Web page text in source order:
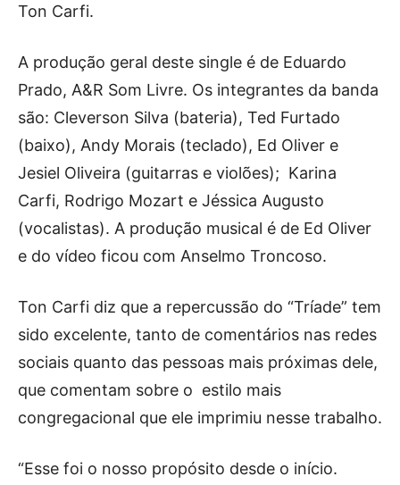
Ton Carfi.
A produção geral deste single é de Eduardo
Prado, A&R Som Livre. Os integrantes da banda
são: Cleverson Silva (bateria), Ted Furtado
(baixo), Andy Morais (teclado), Ed Oliver e
Jesiel Oliveira (guitarras e violões); Karina
Carfi, Rodrigo Mozart e Jéssica Augusto
(vocalistas). A produção musical é de Ed Oliver
e do vídeo ficou com Anselmo Troncoso.
Ton Carfi diz que a repercussão do “Tríade” tem
sido excelente, tanto de comentários nas redes
sociais quanto das pessoas mais próximas dele,
que comentam sobre o estilo mais
congregacional que ele imprimiu nesse trabalho.
“Esse foi o nosso propósito desde o início.